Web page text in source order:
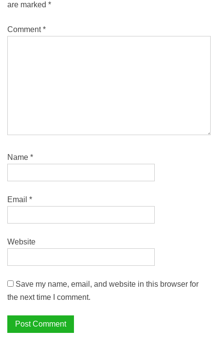
are marked *
Comment*
Name *
Email *
Website
Save my name, email, and website in this browser for
the next time I comment.